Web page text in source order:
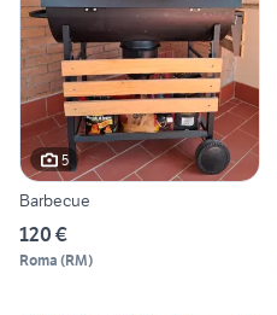
5
Barbecue
120 €
Roma (RM)